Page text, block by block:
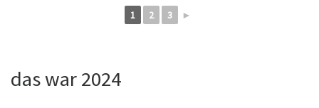
1 2 3 ►
das war 2024